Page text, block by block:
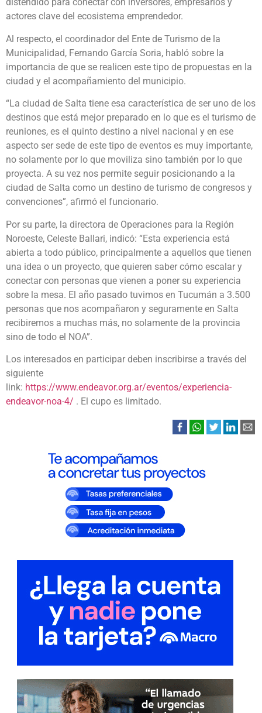
distendido para conectar con inversores, empresarios y
actores clave del ecosistema emprendedor.
Al respecto, el coordinador del Ente de Turismo de la
Municipalidad, Fernando García Soria, habló sobre la
importancia de que se realicen este tipo de propuestas en la
ciudad y el acompañamiento del municipio.
“La ciudad de Salta tiene esa característica de ser uno de los
destinos que está mejor preparado en lo que es el turismo de
reuniones, es el quinto destino a nivel nacional y en ese
aspecto ser sede de este tipo de eventos es muy importante,
no solamente por lo que moviliza sino también por lo que
proyecta. A su vez nos permite seguir posicionando a la
ciudad de Salta como un destino de turismo de congresos y
convenciones”, afirmó el funcionario.
Por su parte, la directora de Operaciones para la Región
Noroeste, Celeste Ballari, indicó: “Esta experiencia está
abierta a todo público, principalmente a aquellos que tienen
una idea o un proyecto, que quieren saber cómo escalar y
conectar con personas que vienen a poner su experiencia
sobre la mesa. El año pasado tuvimos en Tucumán a 3.500
personas que nos acompañaron y seguramente en Salta
recibiremos a muchas más, no solamente de la provincia
sino de todo el NOA”.
Los interesados en participar deben inscribirse a través del
siguiente
link: https://www.endeavor.org.ar/eventos/experiencia-
endeavor-noa-4/ . El cupo es limitado.